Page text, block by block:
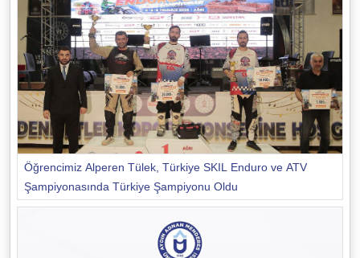
Öğrencimiz Alperen Tülek, Türkiye SKIL Enduro ve ATV
Şampiyonasında Türkiye Şampiyonu Oldu